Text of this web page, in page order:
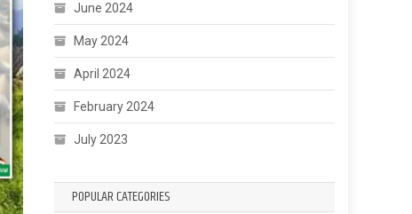
June 2024
May 2024
April 2024
February 2024
July 2023
POPULAR CATEGORIES